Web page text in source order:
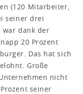
(120 Mitarbeiter,
seiner drei
war dank der
20 Prozent
Das hat sich
Große
nicht
seiner